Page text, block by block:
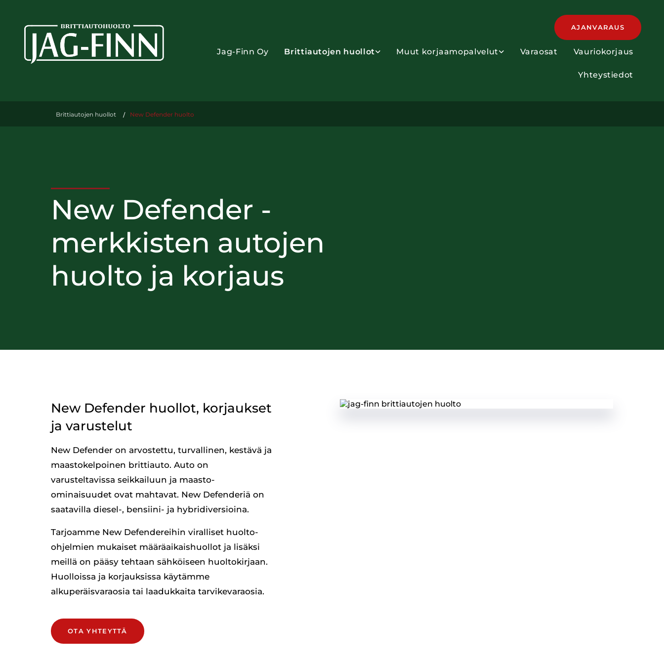
AJANVARAUS
Jag-Finn Oy Brittiautojen huollot Muut korjaamopalvelut Varaosat Vauriokorjaus
Yhteystiedot
Brittiautojen huollot / New Defender huolto
New Defender -
merkkisten autojen
huolto ja korjaus
New Defender huollot, korjaukset
ja varustelut
New Defender on arvostettu, turvallinen, kestävä ja
maastokelpoinen brittiauto. Auto on
varusteltavissa seikkailuun ja maasto-
ominaisuudet ovat mahtavat. New Defenderiä on
saatavilla diesel-, bensiini- ja hybridiversioina.
Tarjoamme New Defendereihin viralliset huolto-
ohjelmien mukaiset määräaikaishuollot ja lisäksi
meillä on pääsy tehtaan sähköiseen huoltokirjaan.
Huolloissa ja korjauksissa käytämme
alkuperäisvaraosia tai laadukkaita tarvikevaraosia.
OTA YHTEYTTÄ